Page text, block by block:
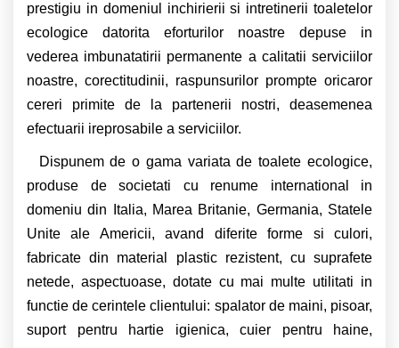
prestigiu in domeniul inchirierii si intretinerii toaletelor
ecologice datorita eforturilor noastre depuse in
vederea imbunatatirii permanente a calitatii serviciilor
noastre, corectitudinii, raspunsurilor prompte oricaror
cereri primite de la partenerii nostri, deasemenea
efectuarii ireprosabile a serviciilor.
Dispunem de o gama variata de toalete ecologice,
produse de societati cu renume international in
domeniu din Italia, Marea Britanie, Germania, Statele
Unite ale Americii, avand diferite forme si culori,
fabricate din material plastic rezistent, cu suprafete
netede, aspectuoase, dotate cu mai multe utilitati in
functie de cerintele clientului: spalator de maini, pisoar,
suport pentru hartie igienica, cuier pentru haine,